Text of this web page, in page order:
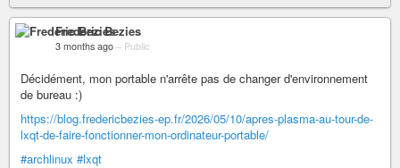
Frederic Bezies
3 months ago – Public
Décidément, mon portable n'arrête pas de changer d'environnement
de bureau :)
https://blog.fredericbezies-ep.fr/2026/05/10/apres-plasma-au-tour-de-
lxqt-de-faire-fonctionner-mon-ordinateur-portable/
#archlinux #lxqt